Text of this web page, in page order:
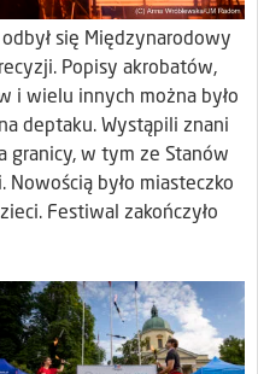
się Międzynarodowy
Popisy akrobatów,
i wielu innych można było
deptaku. Wystąpili znani
granicy, w tym ze Stanów
Nowością było miasteczko
Festiwal zakończyło